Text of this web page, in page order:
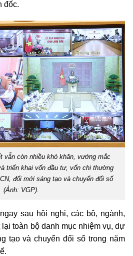
đốc.
vẫn còn nhiều khó khăn, vướng mắc
triển khai vốn đầu tư, vốn chi thường
đổi mới sáng tạovà chuyển đổi số
(Ảnh: VGP).
sau hội nghị, các bộ, ngành,
toàn bộ danh mục nhiệm vụ, dự
tạovàchuyển đổi số trong năm